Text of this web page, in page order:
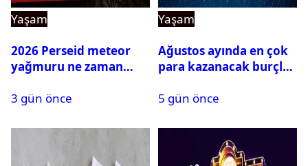
Yaşam
2026 Perseid meteor
yağmuru ne zaman
3 gün önce
Yaşam
Ağustos ayında en çok
para kazanacak burçlar
5 gün önce